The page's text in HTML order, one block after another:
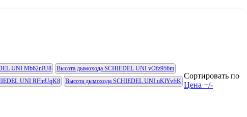
UNI Mb62nIU8
Высота дымохода SCHIEDEL UNI vOfz956m
UNI RFhtUqK8 Высота дымохода SCHIEDEL UNI uKlYvftK
Сортировать по
Цена +/-